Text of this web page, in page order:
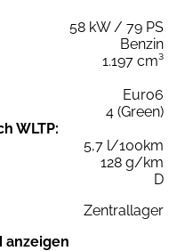
58 kW / 79 PS
Benzin
1.197 cm³
Euro6
4 (Green)
WLTP:
5,7 l/100km
128 g/km
D
Zentrallager
anzeigen